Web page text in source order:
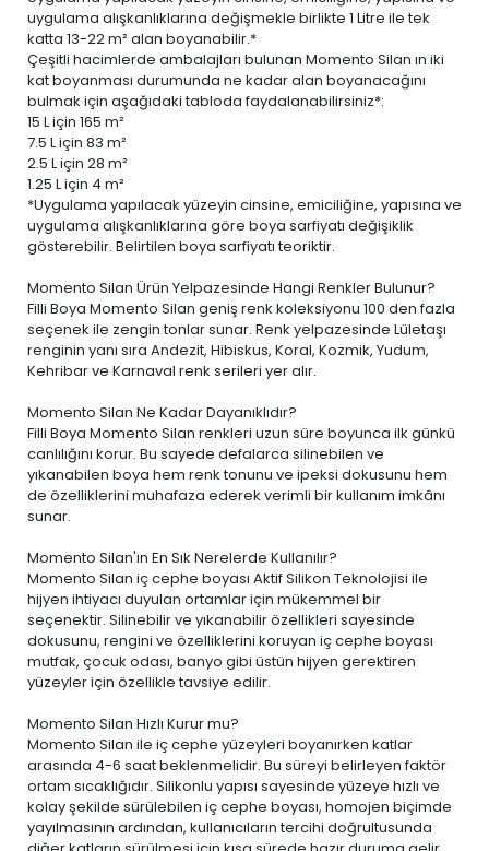
uygulama alışkanlıklarına değişmekle birlikte 1 Litre ile tek
katta 13-22 m² alan boyanabilir.*
Çeşitli hacimlerde ambalajları bulunan Momento Silan ın iki
kat boyanması durumunda ne kadar alan boyanacağını
bulmak için aşağıdaki tabloda faydalanabilirsiniz*:
15 Liçin 165 m²
7.5 Liçin 83 m²
2.5 Liçin 28 m²
1.25 Liçin 4 m²
*Uygulama yapılacak yüzeyin cinsine, emiciliğine, yapısına ve
uygulama alışkanlıklarına göre boya sarfiyatı değişiklik
gösterebilir. Belirtilen boya sarfiyatı teoriktir.
Momento Silan Ürün Yelpazesinde Hangi Renkler Bulunur?
Filli Boya Momento Silan geniş renk koleksiyonu 100 den fazla
seçenek ile zengin tonlar sunar. Renk yelpazesinde Lületaşı
renginin yanı sıra Andezit, Hibiskus, Koral, Kozmik, Yudum,
Kehribar ve Karnaval renk serileri yer alır.
Momento Silan Ne Kadar Dayanıklıdır?
Filli Boya Momento Silan renkleri uzun süre boyunca ilk günkü
canlılığını korur. Bu sayede defalarca silinebilen ve
yıkanabilen boya hem renk tonunu ve ipeksi dokusunu hem
de özelliklerini muhafaza ederek verimli bir kullanım imkânı
sunar.
Momento Silan'ın En Sık Nerelerde Kullanılır?
Momento Silan iç cephe boyası Aktif Silikon Teknolojisi ile
hijyen ihtiyacı duyulan ortamlar için mükemmel bir
seçenektir. Silinebilir ve yıkanabilir özellikleri sayesinde
dokusunu, rengini ve özelliklerini koruyan iç cephe boyası
mutfak, çocuk odası, banyo gibi üstün hijyen gerektiren
yüzeyler için özellikle tavsiye edilir.
Momento Silan Hızlı Kurur mu?
Momento Silan ile iç cephe yüzeyleri boyanırken katlar
arasında 4-6 saat beklenmelidir. Bu süreyi belirleyen faktör
ortam sıcaklığıdır. Silikonlu yapısı sayesinde yüzeye hızlı ve
kolay şekilde sürülebilen iç cephe boyası, homojen biçimde
yayılmasının ardından, kullanıcıların tercihi doğrultusunda